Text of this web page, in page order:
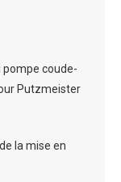
pompe coude-
Putzmeister
la mise en